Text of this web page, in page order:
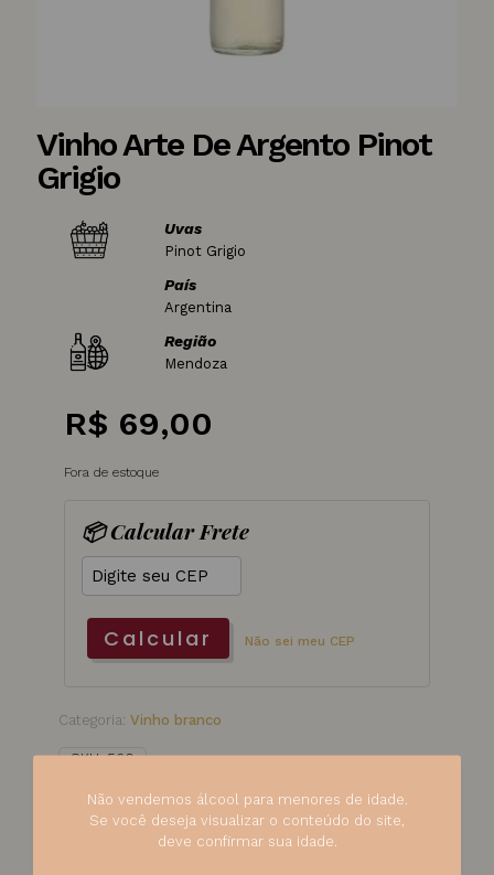
Vinho Arte De Argento Pinot
Grigio
Uvas
Pinot Grigio
País
Argentina
Região
Mendoza
R$ 69,00
Fora de estoque
📦 Calcular Frete
Calcular Não sei meu CEP
Categoria: Vinho branco
SKU:560
Não vendemos álcool para menores de idade.
Se você deseja visualizar o conteúdo do site,
deve confirmar sua idade.